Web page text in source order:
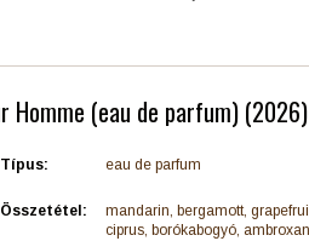
Homme (eau de parfum) (2026)
Típus: eau de parfum
Összetétel:
mandarin, bergamott,
ciprus, borókabogyó,